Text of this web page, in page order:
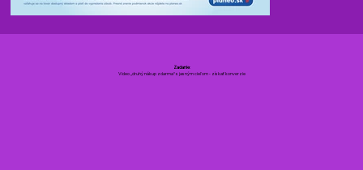
Zadanie:
Video „druhý nákup zdarma“ s jasným cieľom - získať konverzie